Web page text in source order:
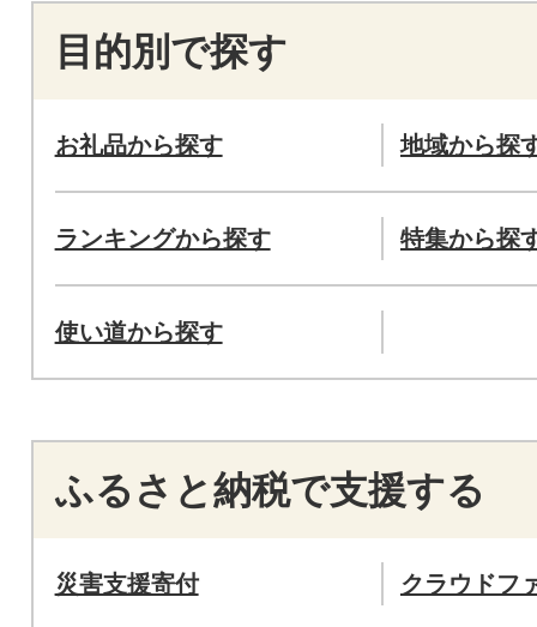
目的別で探す
お礼品から探す 地域から探
ランキングから探す 特集から探
使い道から探す
ふるさと納税で支援する
災害支援寄付 クラウドフ